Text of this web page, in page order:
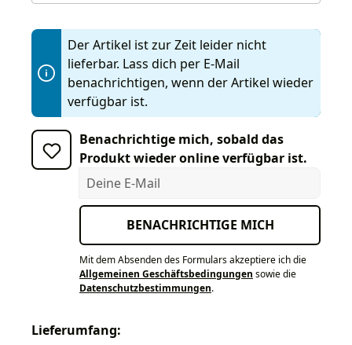
Der Artikel ist zur Zeit leider nicht
lieferbar. Lass dich per E-Mail
benachrichtigen, wenn der Artikel wieder
verfügbar ist.
Benachrichtige mich, sobald das
Produkt wieder online verfügbar ist.
Deine E-Mail
BENACHRICHTIGE MICH
Mit dem Absenden des Formulars akzeptiere ich die
Allgemeinen Geschäftsbedingungen sowie die
Datenschutzbestimmungen.
Lieferumfang: